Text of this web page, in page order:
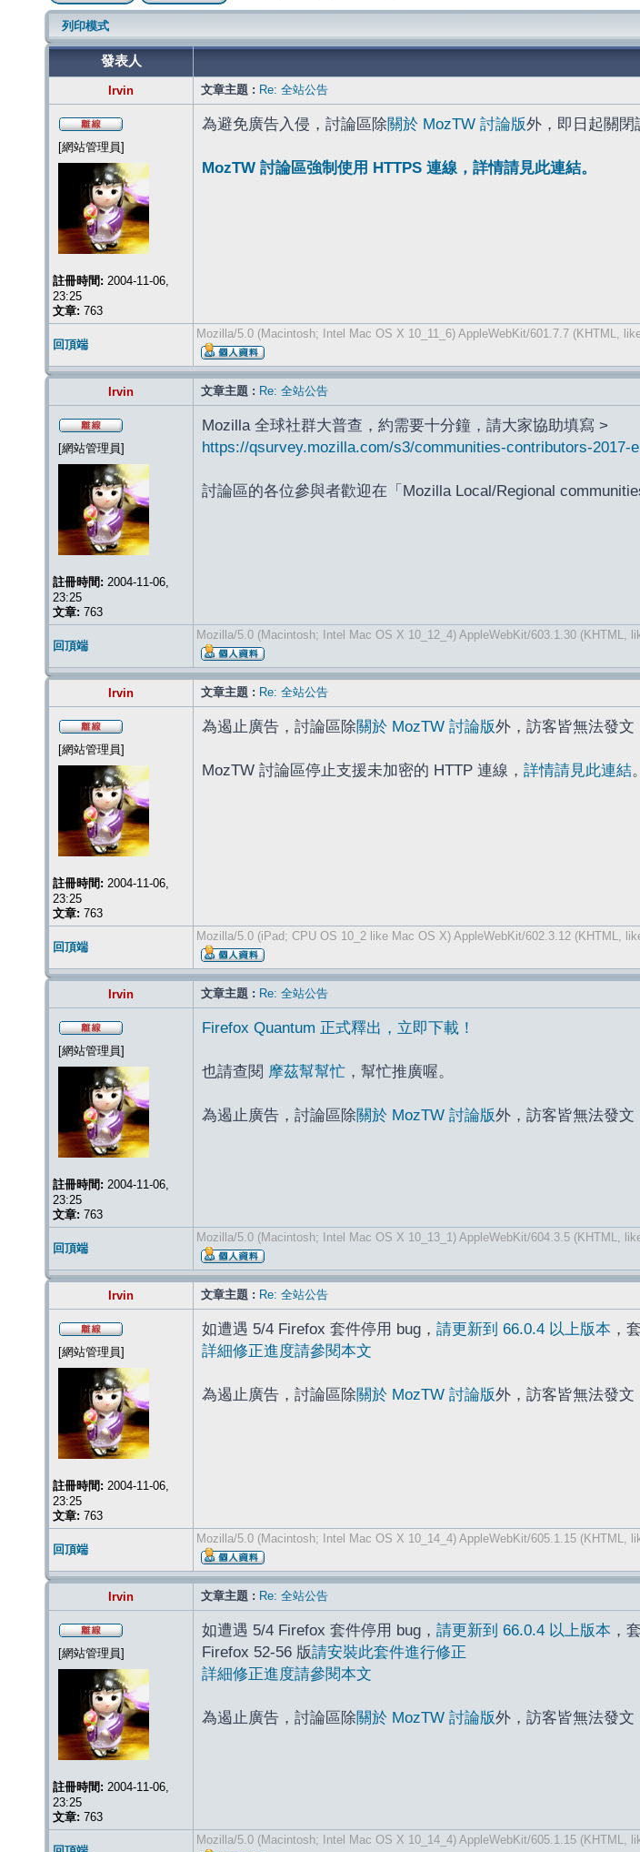
列印模式
發表人
Irvin 文章主題 : Re: 全站公告
[網站管理員]
註冊時間: 2004-11-06,
23:25
文章: 763
為避免廣告入侵，討論區除關於 MozTW 討論版外，即日起關閉
MozTW 討論區強制使用 HTTPS 連線，詳情請見此連結。
回頂端
Mozilla/5.0 (Macintosh; Intel Mac OS X 10_11_6) AppleWebKit/601.7.7 (KHTML,
Irvin 文章主題 : Re: 全站公告
[網站管理員]
註冊時間: 2004-11-06,
23:25
文章: 763
Mozilla 全球社群大普查，約需要十分鐘，請大家協助填寫 >
https://qsurvey.mozilla.com/s3/communities-contributors-2017-
討論區的各位參與者歡迎在「Mozilla Local/Regional
回頂端
Mozilla/5.0 (Macintosh; Intel Mac OS X 10_12_4) AppleWebKit/603.1.30 (KHTML,
Irvin 文章主題 : Re: 全站公告
[網站管理員]
註冊時間: 2004-11-06,
23:25
文章: 763
為遏止廣告，討論區除關於 MozTW 討論版外，訪客皆無法發文
MozTW 討論區停止支援未加密的 HTTP 連線， 詳情請見此連結。
回頂端
Mozilla/5.0 (iPad; CPU OS 10_2 like Mac OS X) AppleWebKit/602.3.12 (KHTML,
Irvin 文章主題 : Re: 全站公告
[網站管理員]
註冊時間: 2004-11-06,
23:25
文章: 763
Firefox Quantum 正式釋出，立即下載！
也請查閱 摩茲幫幫忙 ，幫忙推廣喔。
為遏止廣告，討論區除關於 MozTW 討論版外，訪客皆無法發文
回頂端
Mozilla/5.0 (Macintosh; Intel Mac OS X 10_13_1) AppleWebKit/604.3.5 (KHTML,
Irvin 文章主題 : Re: 全站公告
[網站管理員]
註冊時間: 2004-11-06,
23:25
文章: 763
如遭遇 5/4 Firefox 套件停用 bug， 請更新到 66.0.4 以上版本 ，
詳細修正進度請參閱本文
為遏止廣告，討論區除關於 MozTW 討論版外，訪客皆無法發文
回頂端
Mozilla/5.0 (Macintosh; Intel Mac OS X 10_14_4) AppleWebKit/605.1.15 (KHTML,
Irvin 文章主題 : Re: 全站公告
[網站管理員]
註冊時間: 2004-11-06,
23:25
文章: 763
如遭遇 5/4 Firefox 套件停用 bug， 請更新到 66.0.4 以上版本 ，
Firefox 52-56 版請安裝此套件進行修正
詳細修正進度請參閱本文
為遏止廣告，討論區除關於 MozTW 討論版外，訪客皆無法發文
Mozilla/5.0 (Macintosh; Intel Mac OS X 10_14_4) AppleWebKit/605.1.15 (KHTML,